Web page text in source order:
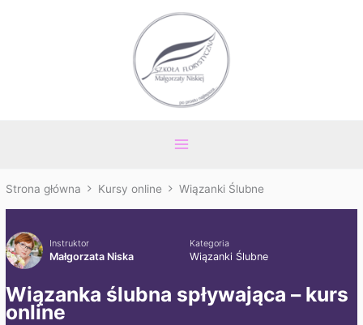
Main
Menu
Strona główna Kursy online Wiązanki Ślubne
Instruktor
Małgorzata Niska
Kategoria
Wiązanki Ślubne
Wiązanka ślubna spływająca – kurs
online